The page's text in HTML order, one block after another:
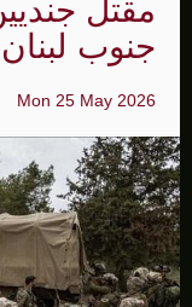
مقتل
جنوب لبنان
Mon 25 May 2026